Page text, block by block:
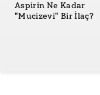
Aspirin Ne Kadar
"Mucizevi" Bir İlaç?